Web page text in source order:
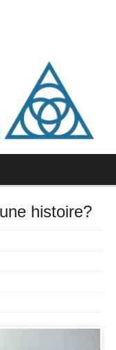
histoire?